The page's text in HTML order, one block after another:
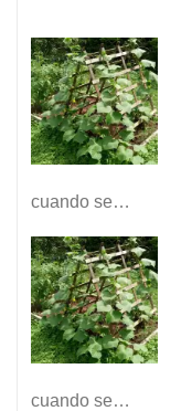
cuando se…
cuando se…